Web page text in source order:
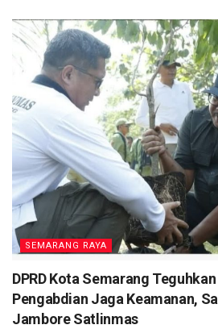
SEMARANG RAYA
DPRD Kota Semarang
Pengabdian Jaga Keamanan,
Jambore Satlinmas